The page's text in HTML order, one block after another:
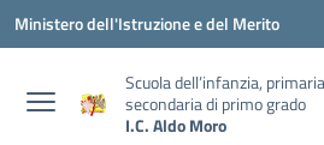
Vai ai contenuti
Vai al menu di navigazione
Vai al footer
Ministero dell'Istruzione e del Merito
Scuola dell’infanzia,
secondaria di primo grado
I.C. Aldo Moro